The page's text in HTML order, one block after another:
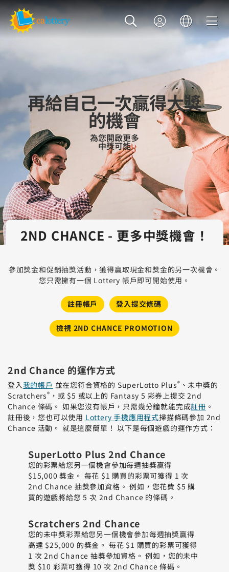
再給自己一次贏得大獎
的機會
為您開啟更多
中獎可能
2ND CHANCE - 更多中獎機會！
參加獎金和促銷抽獎活動，獲得贏取現金和獎金的另一次機會。
您只需擁有一個 Lottery 帳戶即可開始使用。
註冊帳戶 登入提交條碼
檢視 2ND CHANCE PROMOTION
2nd Chance 的運作方式
登入我的帳戶 並在您符合資格的 SuperLotto Plus® 、未中獎的
Scratchers® ，或 $5 或以上的 Fantasy 5 彩券上提交 2nd
Chance 條碼。 如果您沒有帳戶，只需幾分鐘就能完成註冊 。
註冊後，您也可以使用 Lottery 手機應用程式掃描條碼參加 2nd
Chance 活動。 就是這麼簡單！ 以下是每個遊戲的運作方式：
SuperLotto Plus 2nd Chance
您的彩票給您另一個機會參加每週抽獎贏得
$15,000 獎金。 每花 $1 購買的彩票可獲得 1 次
2nd Chance 抽獎參加資格。 例如，您花費 $5 購
買的遊戲將給您 5 次 2nd Chance 的條碼。
Scratchers 2nd Chance
您的未中獎彩票給您另一個機會參加每週抽獎贏得
高達 $25,000 的獎金。 每花 $1 購買的彩票可獲得
1 次 2nd Chance 抽獎參加資格。 例如，您的未中
獎 $10 彩票可獲得 10 次 2nd Chance 條碼。